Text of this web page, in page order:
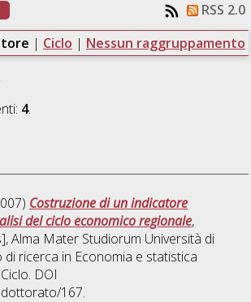
RSS 2.0
| Ciclo | Nessun raggruppamento
4.
Costruzione di un indicatore
del ciclo economico regionale,
Alma Mater Studiorum Università di
ricerca in Economia e statistica
DOI
167.